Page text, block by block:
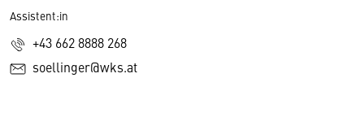
Assistent:in
+43 662 8888 268
soellinger@wks.at